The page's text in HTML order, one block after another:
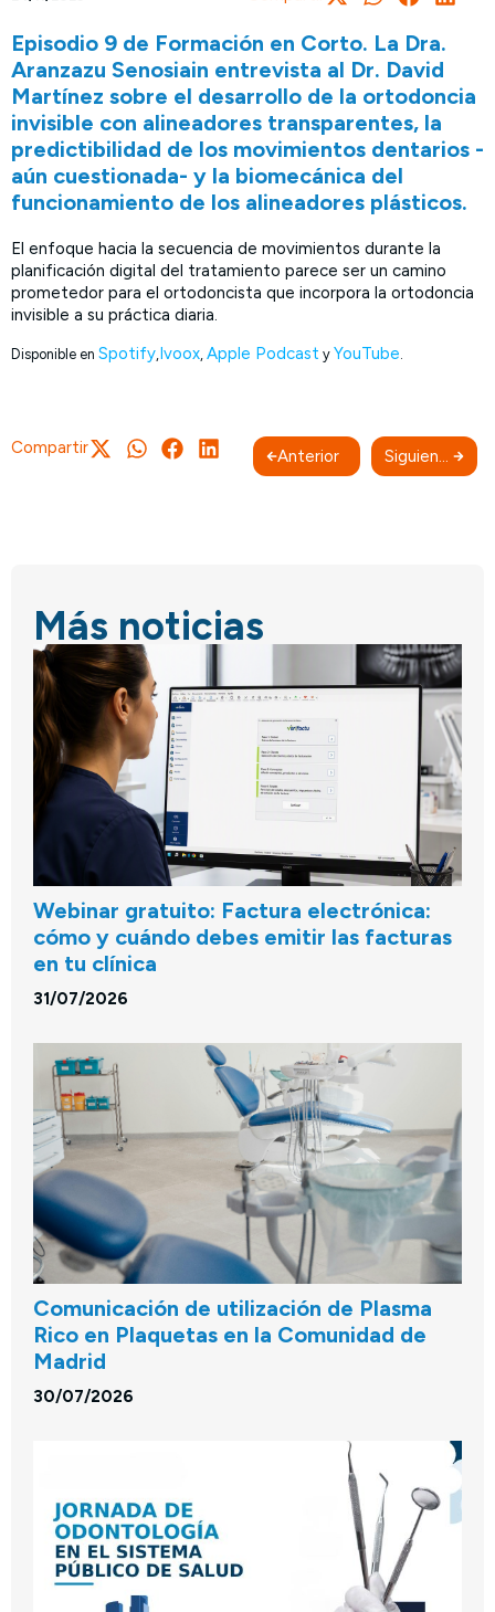
Episodio 9 de Formación en Corto. La Dra.
Aranzazu Senosiain entrevista al Dr. David
Martínez sobre el desarrollo de la ortodoncia
invisible con alineadores transparentes, la
predictibilidad de los movimientos dentarios -
aún cuestionada- y la biomecánica del
funcionamiento de los alineadores plásticos.
El enfoque hacia la secuencia de movimientos durante la
planificación digital del tratamiento parece ser un camino
prometedor para el ortodoncista que incorpora la ortodoncia
invisible a su práctica diaria.
Disponible en Spotify Ivoox Apple Podcast y YouTube
Compartir Anterior Siguiente
Más noticias
Webinar gratuito: Factura electrónica:
cómo y cuándo debes emitir las facturas
en tu clínica
31/07/2026
Comunicación de utilización de Plasma
Rico en Plaquetas en la Comunidad de
Madrid
30/07/2026